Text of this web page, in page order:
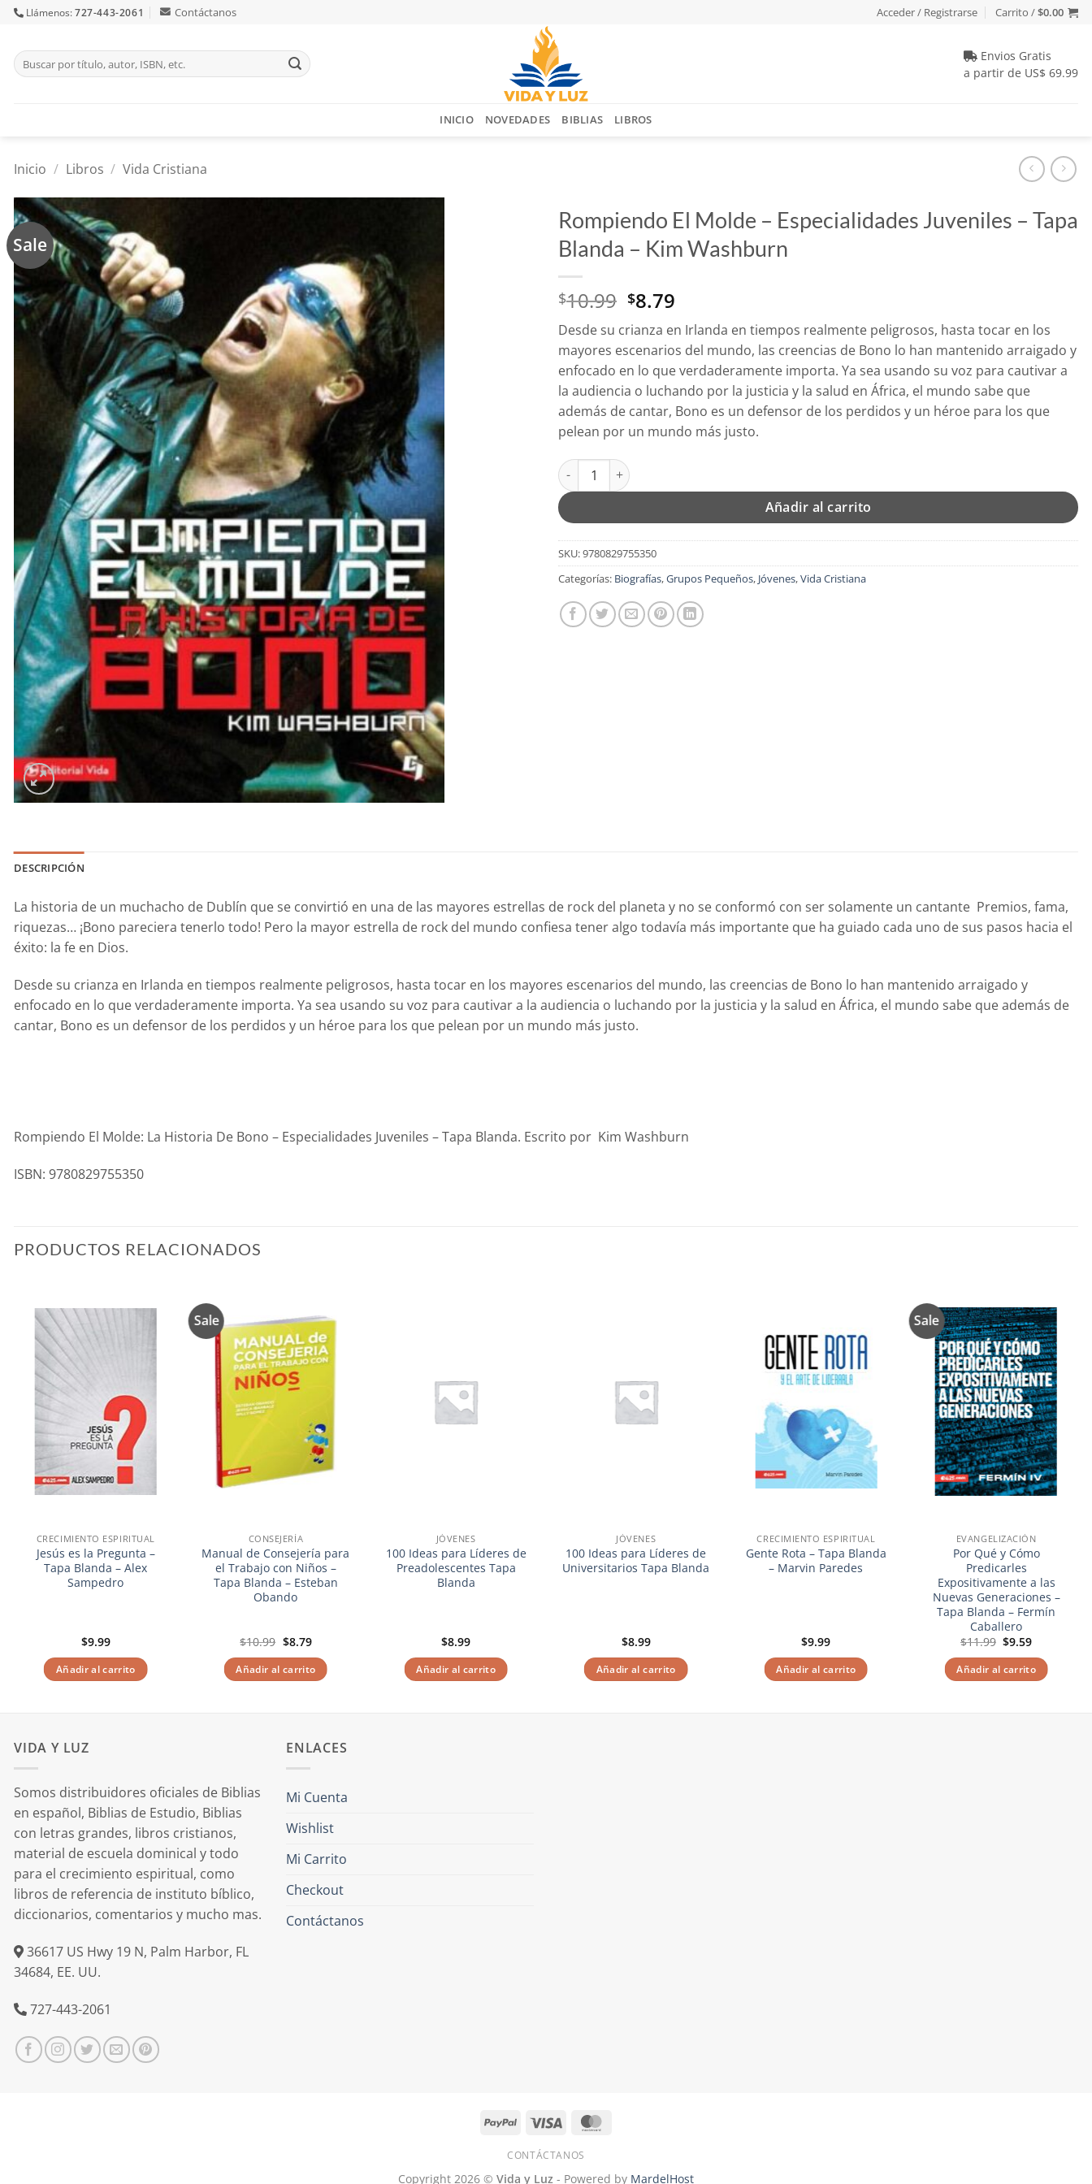
Skip
content
Llámenos:727-443-2061 Contáctanos Acceder / Registrarse Carrito /$0.00
Buscar
por:
Envios Gratis
a partir de US$ 69.99
INICIO NOVEDADES BIBLIAS LIBROS
Inicio / Libros / Vida Cristiana
Sale
lista
deseos
Rompiendo El Molde – Especialidades Juveniles – Tapa
Blanda – Kim Washburn
$10.99 El
precio
original
era:
$10.99.
$8.79
precio
actual
es:
$8.79.
Desde su crianza en Irlanda en tiempos realmente peligrosos, hasta tocar en los
mayores escenarios del mundo, las creencias de Bono lo han mantenido arraigado y
enfocado en lo que verdaderamente importa. Ya sea usando su voz para cautivar a
la audiencia o luchando por la justicia y la salud en África, el mundo sabe que
además de cantar, Bono es un defensor de los perdidos y un héroe para los que
pelean por un mundo más justo.
Rompiendo El Molde - Especialidades Juveniles - Tapa Blanda - Kim Washburn cantidad
Añadir al carrito
SKU:9780829755350
Categorías: Biografías,Grupos Pequeños, Jóvenes,Vida Cristiana
DESCRIPCIÓN
La historia de un muchacho de Dublín que se convirtió en una de las mayores estrellas de rock del planeta y no se conformó con ser solamente un cantante Premios, fama,
riquezas… ¡Bono pareciera tenerlo todo! Pero la mayor estrella de rock del mundo confiesa tener algo todavía más importante que ha guiado cada uno de sus pasos hacia el
éxito: la fe en Dios.
Desde su crianza en Irlanda en tiempos realmente peligrosos, hasta tocar en los mayores escenarios del mundo, las creencias de Bono lo han mantenido arraigado y
enfocado en lo que verdaderamente importa. Ya sea usando su voz para cautivar a la audiencia o luchando por la justicia y la salud en África, el mundo sabe que además de
cantar, Bono es un defensor de los perdidos y un héroe para los que pelean por un mundo más justo.
Rompiendo El Molde: La Historia De Bono – Especialidades Juveniles – Tapa Blanda. Escrito por Kim Washburn
ISBN: 9780829755350
PRODUCTOS RELACIONADOS
CRECIMIENTO ESPIRITUAL
Jesús es la Pregunta –
Tapa Blanda – Alex
Sampedro
$9.99
Añadir al carrito
Sale
Añadir
a la
lista de
deseos
CONSEJERÍA
Manual de Consejería para
el Trabajo con Niños –
Tapa Blanda – Esteban
Obando
$10.99 El
original
era:
$8.79El
actual
es:
Añadir al carrito
JÓVENES
100 Ideas para Líderes de
Preadolescentes Tapa
Blanda
$8.99
Añadir al carrito
JÓVENES
100 Ideas para Líderes de
Universitarios Tapa Blanda
$8.99
Añadir al carrito
a la
deseos
CRECIMIENTO ESPIRITUAL
Gente Rota – Tapa Blanda
– Marvin Paredes
$9.99
Añadir al carrito
Sale
Añadir
a la
lista de
deseos
EVANGELIZACIÓN
Por Qué y Cómo
Predicarles
Expositivamente a las
Nuevas Generaciones –
Tapa Blanda – Fermín
Caballero
$11.99 El
original
era:
$9.59El
actual
es:
Añadir al carrito
VIDA Y LUZ
Somos distribuidores oficiales de Biblias
en español, Biblias de Estudio, Biblias
con letras grandes, libros cristianos,
material de escuela dominical y todo
para el crecimiento espiritual, como
libros de referencia de instituto bíblico,
diccionarios, comentarios y mucho mas.
36617 US Hwy 19 N, Palm Harbor, FL
34684, EE. UU.
727-443-2061
ENLACES
Mi Cuenta
Wishlist
Mi Carrito
Checkout
Contáctanos
PayPal Visa
CONTÁCTANOS
Copyright 2026 © Vida y Luz - Powered by MardelHost